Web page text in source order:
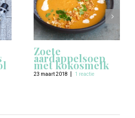
Zoete
aardappelsoep
met kokosmelk
23 maart 2018 1 reactie